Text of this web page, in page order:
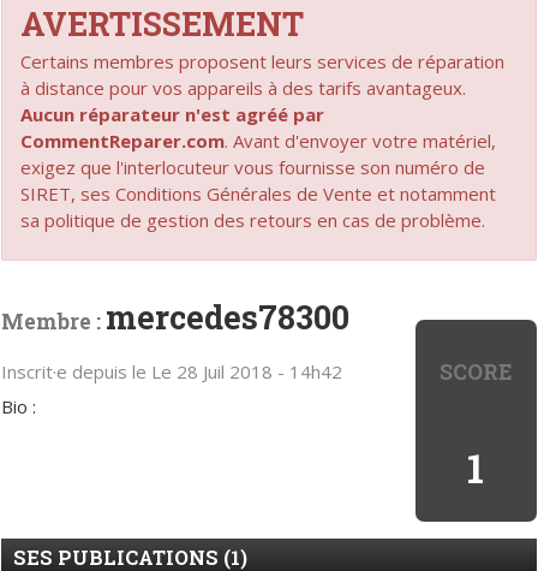
AVERTISSEMENT
Certains membres proposent leurs services de réparation
à distance pour vos appareils à des tarifs avantageux.
Aucun réparateur n'est agréé par
CommentReparer.com. Avant d'envoyer votre matériel,
exigez que l'interlocuteur vous fournisse son numéro de
SIRET, ses Conditions Générales de Vente et notamment
sa politique de gestion des retours en cas de problème.
SCORE
1
Membre : mercedes78300
Inscrit·e depuis le Le 28 Juil 2018 - 14h42
Bio :
SES PUBLICATIONS (1)